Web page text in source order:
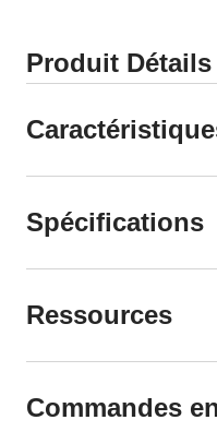
Produit Détails
Spécifications
Ressources
Commandes